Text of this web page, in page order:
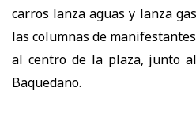
carros lanza aguas y lanza
las columnas de
al centro de la plaza, junto
Baquedano.